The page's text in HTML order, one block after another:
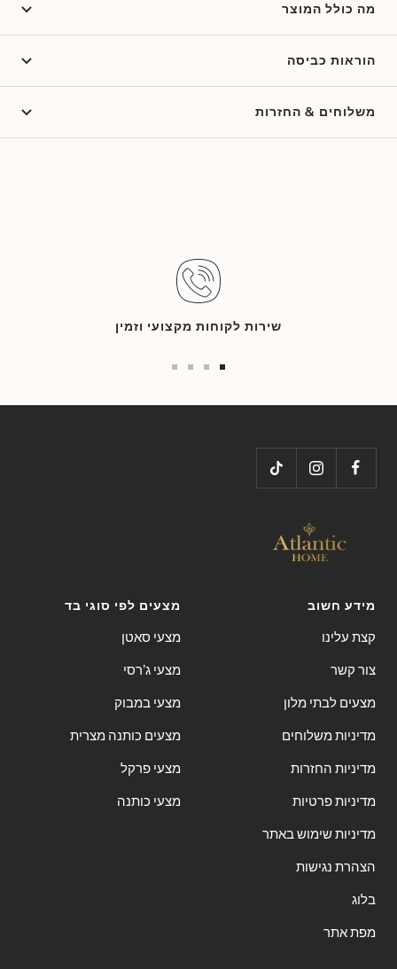
מה כולל המוצר
הוראות כביסה
משלוחים & החזרות
שירות לקוחות מקצועי וזמין
מידע חשוב
קצת עלינו
צור קשר
מצעים לבתי מלון
מדיניות משלוחים
מדיניות החזרות
מדיניות פרטיות
מדיניות שימוש באתר
הצהרת נגישות
בלוג
מפת אתר
מצעים לפי סוגי בד
מצעי סאטן
מצעי ג'רסי
מצעי במבוק
מצעים כותנה מצרית
מצעי פרקל
מצעי כותנה